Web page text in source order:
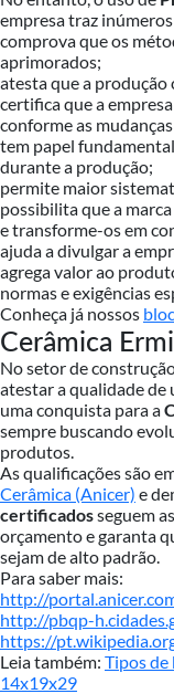
empresa traz
comprova que os
aprimorados;
atesta que a
certifica que a
conforme as
tem papel
durante a produção;
permite maior
possibilita que a
e transforme-os em
ajuda a divulgar a
agrega valor ao
normas e exigências
Conheça já nossos
Cerâmica
No setor de
atestar a qualidade de
uma conquista para a
sempre buscando
produtos.
As qualificações são
Cerâmica (Anicer) e
certificadosseguem
orçamento e garanta
sejam de alto padrão.
Para saber mais:
http://
http://pbqp-
https://
Leia também: Tipos de
14x19x29